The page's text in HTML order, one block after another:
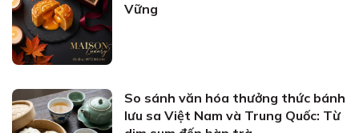
Vững
So sánh văn hóa thưởng thức bánh
lưu sa Việt Nam và Trung Quốc: Từ